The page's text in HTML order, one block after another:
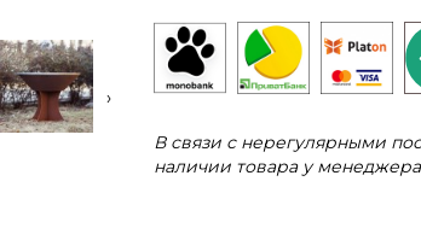
›
В связи с нерегулярными
наличии товара у менеджера